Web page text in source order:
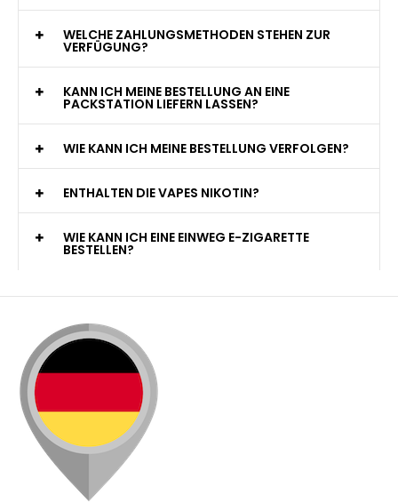
WELCHE ZAHLUNGSMETHODEN STEHEN ZUR
VERFÜGUNG?
KANN ICH MEINE BESTELLUNG AN EINE
PACKSTATION LIEFERN LASSEN?
WIE KANN ICH MEINE BESTELLUNG VERFOLGEN?
ENTHALTEN DIE VAPES NIKOTIN?
WIE KANN ICH EINE EINWEG E-ZIGARETTE
BESTELLEN?